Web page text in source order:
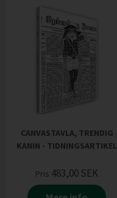
CANVASTAVLA, TRENDIG
KANIN - TIDNINGSARTIKEL
Pris 483,00 SEK